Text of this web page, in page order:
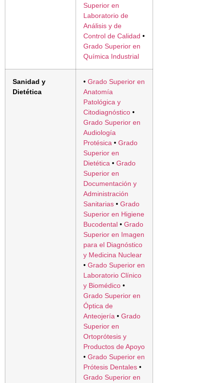
Superior en
Laboratorio de
Análisis y de
Control de Calidad •
Grado Superior en
Química Industrial
Sanidad y
Dietética
• Grado Superior en
Anatomía
Patológica y
Citodiagnóstico •
Grado Superior en
Audiología
Protésica • Grado
Superior en
Dietética • Grado
Superior en
Documentación y
Administración
Sanitarias • Grado
Superior en Higiene
Bucodental • Grado
Superior en Imagen
para el Diagnóstico
y Medicina Nuclear
• Grado Superior en
Laboratorio Clínico
y Biomédico •
Grado Superior en
Óptica de
Anteojería • Grado
Superior en
Ortoprótesis y
Productos de Apoyo
• Grado Superior en
Prótesis Dentales •
Grado Superior en